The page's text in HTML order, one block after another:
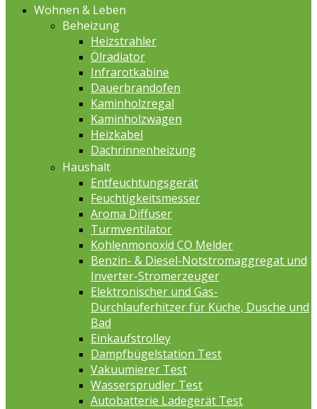
Wohnen & Leben
Beheizung
Heizstrahler
Ölradiator
Infrarotkabine
Dauerbrandofen
Kaminholzregal
Kaminholzwagen
Heizkabel
Dachrinnenheizung
Haushalt
Entfeuchtungsgerät
Feuchtigkeitsmesser
Aroma Diffuser
Turmventilator
Kohlenmonoxid CO Melder
Benzin- & Diesel-Notstromaggregat und
Inverter-Stromerzeuger
Elektronischer und Gas-
Durchlauferhitzer für Küche, Dusche und
Bad
Einkaufstrolley
Dampfbügelstation Test
Vakuumierer Test
Wassersprudler Test
Autobatterie Ladegerät Test